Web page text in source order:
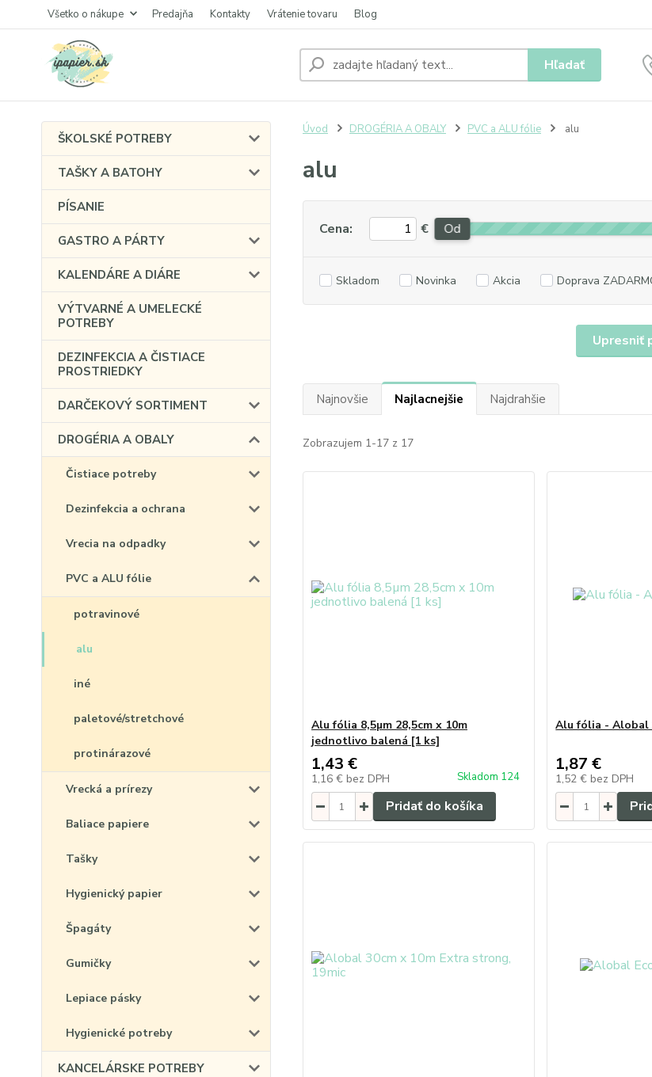
Všetko o nákupe Predajňa Kontakty Vrátenie tovaru Blog
Hľadať
ŠKOLSKÉ POTREBY
TAŠKY A BATOHY
PÍSANIE
GASTRO A PÁRTY
KALENDÁRE A DIÁRE
VÝTVARNÉ A UMELECKÉ
POTREBY
DEZINFEKCIA A ČISTIACE
PROSTRIEDKY
DARČEKOVÝ SORTIMENT
DROGÉRIA A OBALY
Čistiace potreby
Dezinfekcia a ochrana
Vrecia na odpadky
PVC a ALU fólie
potravinové
alu
iné
paletové/stretchové
protinárazové
Vrecká a prírezy
Baliace papiere
Tašky
Hygienický papier
Špagáty
Gumičky
Lepiace pásky
Hygienické potreby
KANCELÁRSKE POTREBY
Úvod DROGÉRIA A OBALY PVC a ALU fólie alu
alu
Upresniť
Cena: € Od
Skladom Novinka Akcia Doprava
Najnovšie Najlacnejšie Najdrahšie
Zobrazujem 1-17 z 17
Alu fólia 8,5µm 28,5cm x 10m
jednotlivo balená [1 ks]
1,43 €
1,16 € bez DPH Skladom 124
Pridať do košíka
Alu fólia - Alobal
1,87 €
1,52 € bez DPH